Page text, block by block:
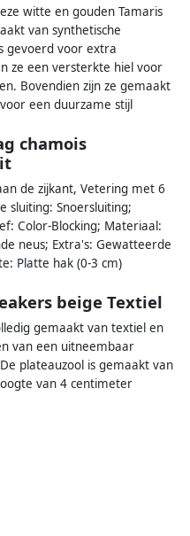
witte en gouden Tamaris
van synthetische
gevoerd voor extra
ze een versterkte hiel voor
Bovendien zijn ze gemaakt
een duurzame stijl
chamois
de zijkant, Vetering met 6
sluiting: Snoersluiting;
Color-Blocking; Materiaal:
neus; Extra's: Gewatteerde
Platte hak (0-3 cm)
beige Textiel
gemaakt van textiel en
van een uitneembaar
plateauzool is gemaakt van
van 4 centimeter